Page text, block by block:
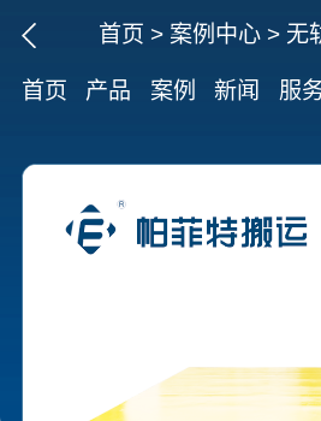
首页 > 案例中心> 无
首页 产品 案例 新闻 服